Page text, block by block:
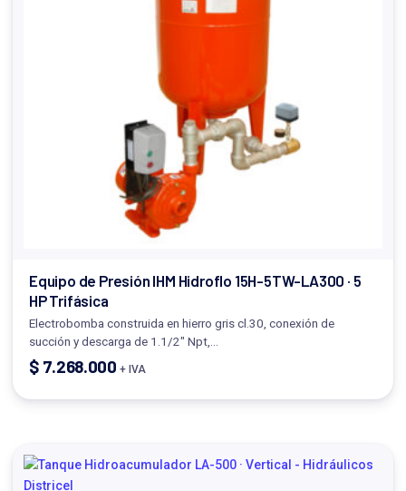
Equipo de Presión IHM Hidroflo 15H-5TW-LA300 · 5
HP Trifásica
Electrobomba construida en hierro gris cl.30, conexión de
succión y descarga de 1.1/2" Npt,…
$ 7.268.000 + IVA